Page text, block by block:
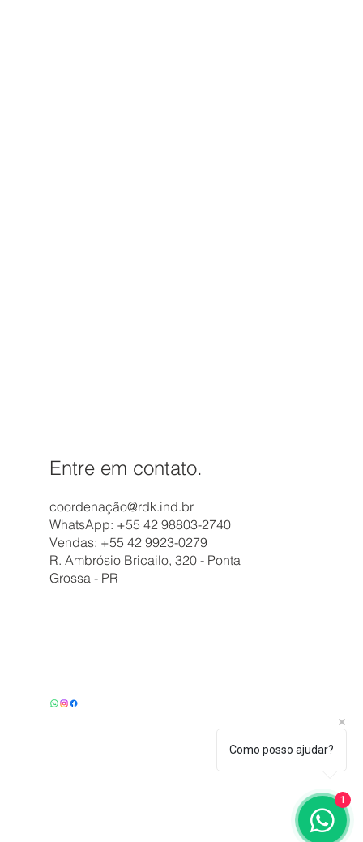
coordenação@rdk.ind.br
WhatsApp: +55 42 98803-2740
Vendas: +55 42 9923-0279
R. Ambrósio Bricailo, 320 - Ponta
Grossa - PR
Entre em contato.
Como posso ajudar?
1